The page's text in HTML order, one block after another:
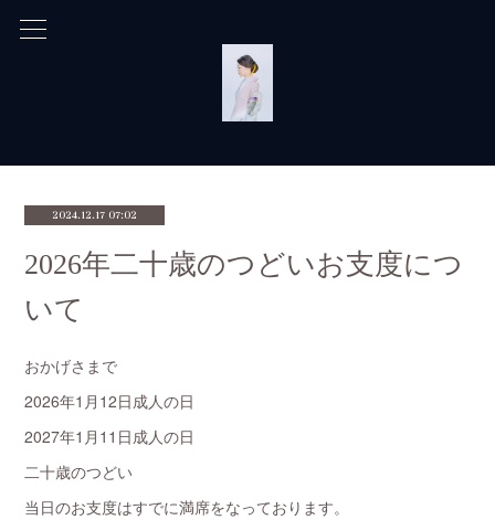
2024.12.17 07:02
2026年二十歳のつどいお支度につ
いて
おかげさまで
2026年1月12日成人の日
2027年1月11日成人の日
二十歳のつどい
当日のお支度はすでに満席をなっております。